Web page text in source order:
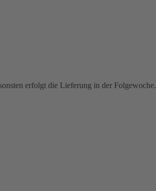
erfolgt die Lieferung in der Folgewoche.